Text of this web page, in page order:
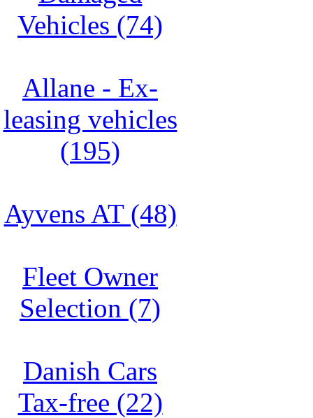
Vehicles (74)
Allane - Ex-
leasing vehicles
(195)
Ayvens AT (48)
Fleet Owner
Selection (7)
Danish Cars
Tax-free (22)